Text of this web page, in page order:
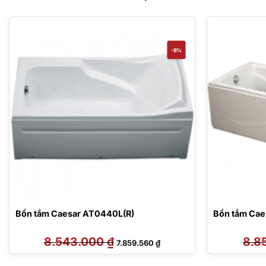
-8%
Bồn tắm Caesar AT0440L(R)
8.543.000₫ Giá
gốc
là:
7.859.560₫Giá
hiện
tại
Bồn tắm